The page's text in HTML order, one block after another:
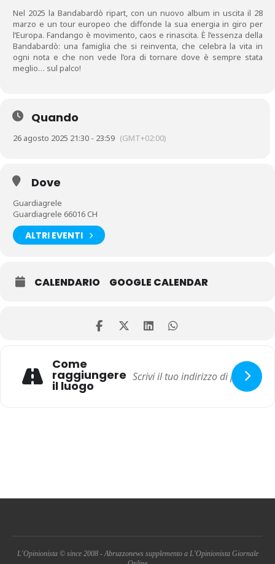
Nel 2025 la Bandabardò ripart, con un nuovo album in uscita il 28
marzo e un tour europeo che diffonde la sua energia in giro per
l’Europa. Fandango è movimento, caos e rinascita. È l’essenza della
Bandabardò: una famiglia che si reinventa, che celebra la vita in
ogni nota e che non vede l’ora di tornare dove è sempre stata
meglio… sul palco!
Quando
26 agosto 2025 21:30 - 23:59 (GMT+02:00)
Dove
Guardiagrele
Guardiagrele 66016 CH
ALTRI EVENTI
CALENDARIO GOOGLE CALENDAR
Come
raggiungere
il luogo
L'Opinionista © since 2008 - Abruzzonews supplemento a L'Opinionista Giornale